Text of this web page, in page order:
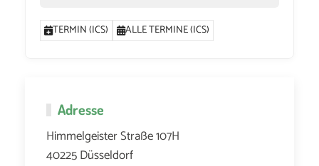
TERMIN (ICS) ALLE TERMINE (ICS)
Adresse
Himmelgeister Straße 107H
40225 Düsseldorf